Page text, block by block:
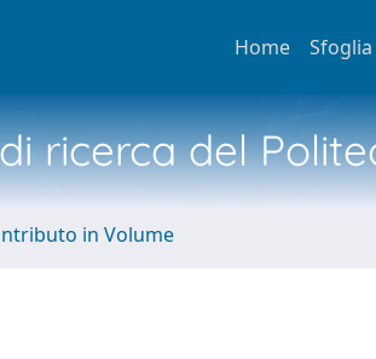
Home Sfoglia
ricerca del
in Volume